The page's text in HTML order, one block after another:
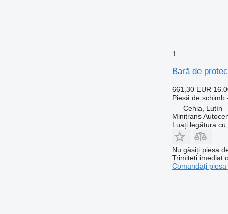
1
Bară de
661,30 EUR
Piesă de
Cehia, Lutín
Minitrans
Luați legătura
Nu găsiți piesa
Trimiteți imediat
Comandați